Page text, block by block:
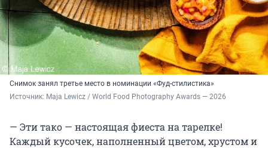
Снимок занял третье место в номинации «Фуд-стилистика»
Источник: Maja Lewicz / World Food Photography Awards — 2026
— Эти тако — настоящая фиеста на тарелке!
Каждый кусочек, наполненный цветом, хрустом и